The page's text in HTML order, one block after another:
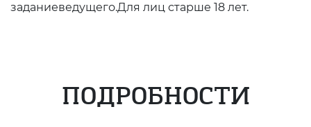
заданиеведущего.Для лиц старше 18 лет.
ПОДРОБНОСТИ